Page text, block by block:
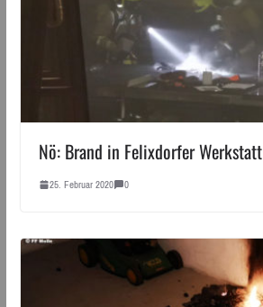
Nö: Brand in Felixdorfer Werkstatt
25. Februar 2020 0